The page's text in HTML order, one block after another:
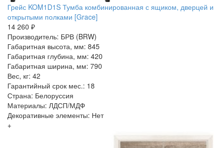
Грейс KOM1D1S Тумба комбинированная с ящиком, дверцей и
открытыми полками [Grace]
14 260 ₽
Производитель: БРВ (BRW)
Габаритная высота, мм: 845
Габаритная глубина, мм: 420
Габаритная ширина, мм: 790
Вес, кг: 42
Гарантийный срок мес.: 18
Страна: Белоруссия
Материалы: ЛДСП/МДФ
Декоративные элементы: Нет
+